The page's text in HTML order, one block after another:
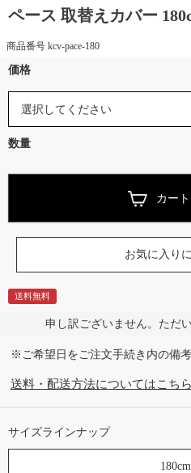
ペース 取替えカバー
商品番号 kcv-pace-180
カー
お気に入り
送料無料
申し訳ございません。ただ
※ご希望日をご注文手続き内の備
送料・配送方法についてはこちら
サイズラインナップ
180cm